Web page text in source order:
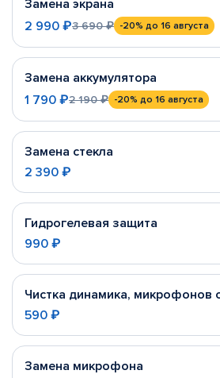
Замена экрана
2 990 ₽3 690 ₽ -20% до 16 августа
Замена аккумулятора
1 790 ₽2 190 ₽ -20% до 16 августа
Замена стекла
2 390 ₽
Гидрогелевая защита
990 ₽
Чистка динамика, микрофонов
590 ₽
Замена микрофона